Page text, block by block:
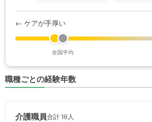
← ケアが手厚い
全国平均
職種ごとの経験年数
介護職員合計 18人